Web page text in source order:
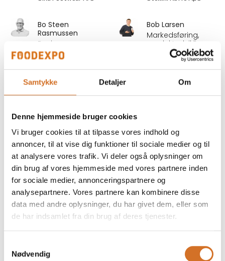
Samtykke Detaljer Om
Denne hjemmeside bruger cookies
Vi bruger cookies til at tilpasse vores indhold og
annoncer, til at vise dig funktioner til sociale medier og til
at analysere vores trafik. Vi deler også oplysninger om
din brug af vores hjemmeside med vores partnere inden
for sociale medier, annonceringspartnere og
analysepartnere. Vores partnere kan kombinere disse
data med andre oplysninger, du har givet dem, eller som
de har indsamlet fra din brug af deres tjenester.
Nødvendig
På messen
Bo Lindenskov
Key Account
Manager
Bo Lydersen
Salgsdirektør
Bo Nielsen
Bo Steen
Rasmussen
Business
Development
Manager
Mette Munk Bake Off
Bob Larsen
Markedsføring,
produktudvikling
og kvalitet
Krydr Aps
Brian Frederiksen
Brian Jeppesen